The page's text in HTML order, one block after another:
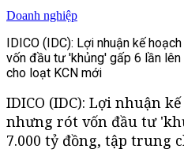
Doanh nghiệp
IDICO (IDC): Lợi nhuận kế
vốn đầu tư 'khủng' gấp 6 lần
cho loạt KCN mới
IDICO (IDC): Lợi nhuận
nhưng rót vốn đầu tư
7.000 tỷ đồng, tập trung